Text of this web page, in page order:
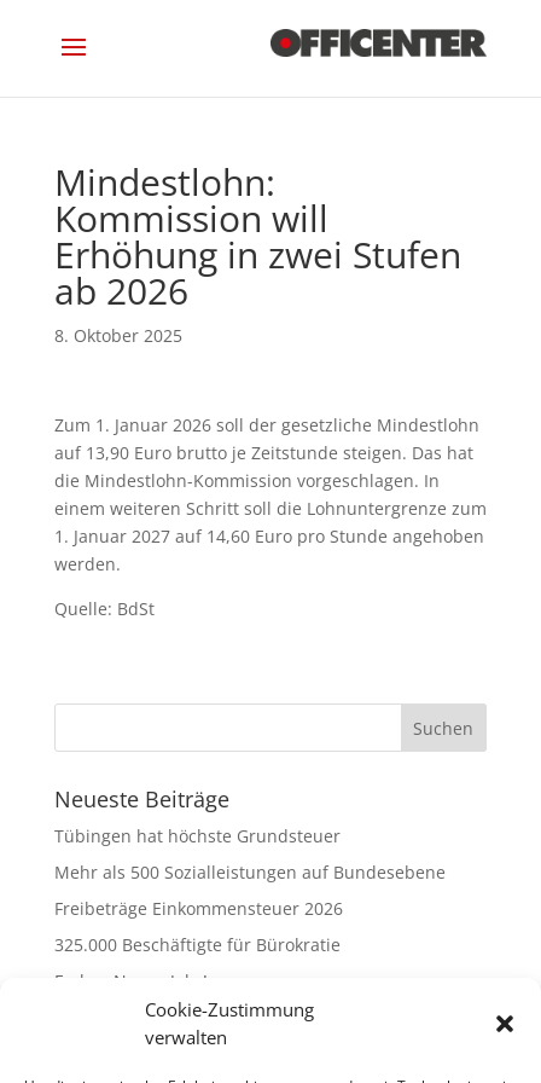
Cookie-Zustimmung
verwalten
Mindestlohn:
Kommission will
Erhöhung in zwei Stufen
ab 2026
Zum 1. Januar 2026 soll der gesetzliche Mindestlohn
auf 13,90 Euro brutto je Zeitstunde steigen. Das hat
die Mindestlohn-Kommission vorgeschlagen. In
einem weiteren Schritt soll die Lohnuntergrenze zum
1. Januar 2027 auf 14,60 Euro pro Stunde angehoben
werden.
Quelle: BdSt
Neueste Beiträge
Tübingen hat höchste Grundsteuer
Mehr als 500 Sozialleistungen auf Bundesebene
Freibeträge Einkommensteuer 2026
325.000 Beschäftigte für Bürokratie
Frohes Neues Jahr!